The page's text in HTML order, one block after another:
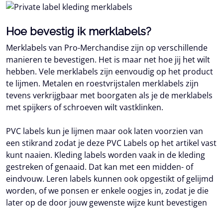
Hoe bevestig ik merklabels?
Merklabels van Pro-Merchandise zijn op verschillende
manieren te bevestigen. Het is maar net hoe jij het wilt
hebben. Vele merklabels zijn eenvoudig op het product
te lijmen. Metalen en roestvrijstalen merklabels zijn
tevens verkrijgbaar met boorgaten als je de merklabels
met spijkers of schroeven wilt vastklinken.
PVC labels kun je lijmen maar ook laten voorzien van
een stikrand zodat je deze PVC Labels op het artikel vast
kunt naaien. Kleding labels worden vaak in de kleding
gestreken of genaaid. Dat kan met een midden- of
eindvouw. Leren labels kunnen ook opgestikt of gelijmd
worden, of we ponsen er enkele oogjes in, zodat je die
later op de door jouw gewenste wijze kunt bevestigen